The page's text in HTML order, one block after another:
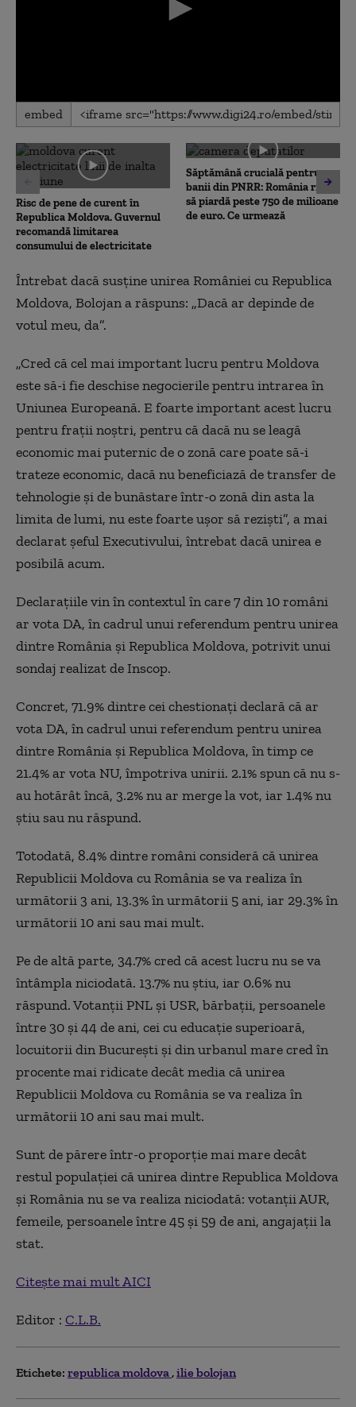
0
seconds
0
seconds
embed
Risc de pene de curent în
Republica Moldova. Guvernul
recomandă limitarea
consumului de electricitate
Săptămână crucială pentru
banii din PNRR: România riscă
să piardă peste 750 de milioane
de euro. Ce urmează
Întrebat dacă susține unirea României cu Republica
Moldova, Bolojan a răspuns: „Dacă ar depinde de
votul meu, da”.
„Cred că cel mai important lucru pentru Moldova
este să-i fie deschise negocierile pentru intrarea în
Uniunea Europeană. E foarte important acest lucru
pentru frații noștri, pentru că dacă nu se leagă
economic mai puternic de o zonă care poate să-i
trateze economic, dacă nu beneficiază de transfer de
tehnologie și de bunăstare într-o zonă din asta la
limita de lumi, nu este foarte ușor să reziști”, a mai
declarat șeful Executivului, întrebat dacă unirea e
posibilă acum.
Declarațiile vin în contextul în care 7 din 10 români
ar vota DA, în cadrul unui referendum pentru unirea
dintre România și Republica Moldova, potrivit unui
sondaj realizat de Inscop.
Concret, 71.9% dintre cei chestionați declară că ar
vota DA, în cadrul unui referendum pentru unirea
dintre România și Republica Moldova, în timp ce
21.4% ar vota NU, împotriva unirii. 2.1% spun că nu s-
au hotărât încă, 3.2% nu ar merge la vot, iar 1.4% nu
știu sau nu răspund.
Totodată, 8.4% dintre români consideră că unirea
Republicii Moldova cu România se va realiza în
următorii 3 ani, 13.3% în următorii 5 ani, iar 29.3% în
următorii 10 ani sau mai mult.
Pe de altă parte, 34.7% cred că acest lucru nu se va
întâmpla niciodată. 13.7% nu știu, iar 0.6% nu
răspund. Votanții PNL și USR, bărbații, persoanele
între 30 și 44 de ani, cei cu educație superioară,
locuitorii din București și din urbanul mare cred în
procente mai ridicate decât media că unirea
Republicii Moldova cu România se va realiza în
următorii 10 ani sau mai mult.
Sunt de părere într-o proporție mai mare decât
restul populației că unirea dintre Republica Moldova
și România nu se va realiza niciodată: votanții AUR,
femeile, persoanele între 45 și 59 de ani, angajații la
stat.
Citește mai mult AICI
Editor : C.L.B.
Etichete: republica moldova ilie bolojan